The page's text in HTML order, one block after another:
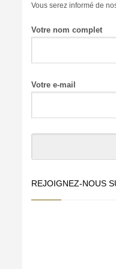
Vous serez informé de
Votre nom complet
Votre e-mail
REJOIGNEZ-NOUS